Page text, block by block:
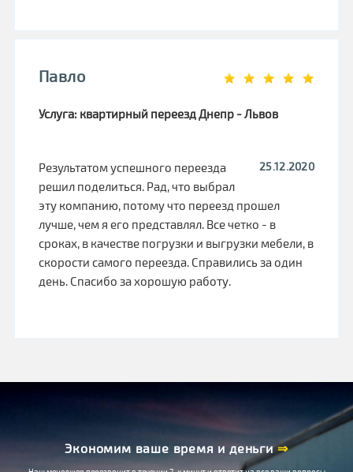
Павло
Услуга: квартирный переезд Днепр - Львов
25.12.2020
Результатом успешного переезда
решил поделиться. Рад, что выбрал
эту компанию, потому что переезд прошел
лучше, чем я его представлял. Все четко - в
сроках, в качестве погрузки и выгрузки мебели, в
скорости самого переезда. Справились за один
день. Спасибо за хорошую работу.
Экономим ваше время и деньги⇒